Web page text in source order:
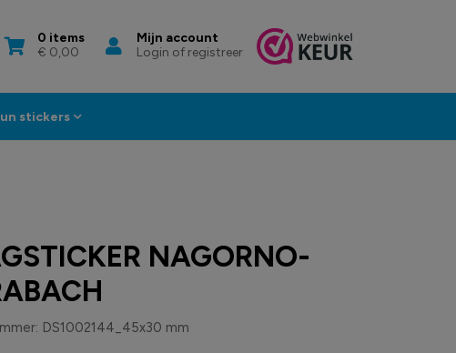
0 items
€ 0,00
Mijn account
Login of registreer
stickers
NAGORNO-
DS1002144_45x30 mm